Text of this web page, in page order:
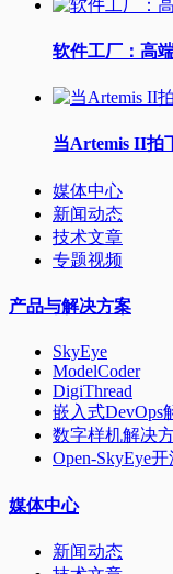
软件工厂：高
当Artemis II拍
媒体中心
新闻动态
技术文章
专题视频
产品与解决方案
SkyEye
ModelCoder
DigiThread
嵌入式DevOps
数字样机解决
Open-SkyEye
媒体中心
新闻动态